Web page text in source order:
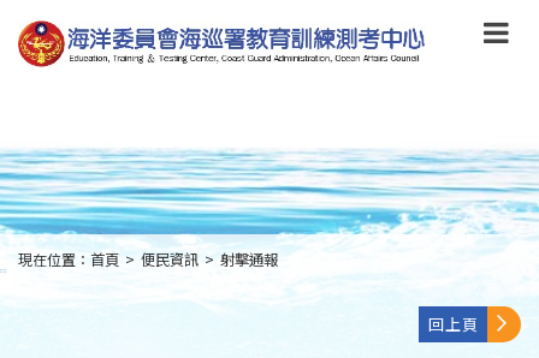
到
主
要
to
main
content
:::
現在位置： 首頁 > 便民資訊 > 射擊通報
回上頁